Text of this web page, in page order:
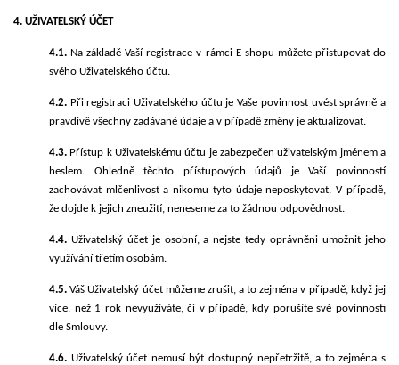
4. UŽIVATELSKÝ ÚČET
4.1. Na základě Vaší registrace v rámci E-shopu můžete přistupovat do
svého Uživatelského účtu.
4.2. Při registraci Uživatelského účtu je Vaše povinnost uvést správně a
pravdivě všechny zadávané údaje a v případě změny je aktualizovat.
4.3. Přístup k Uživatelskému účtu je zabezpečen uživatelským jménem a
heslem. Ohledně těchto přístupových údajů je Vaší povinností
zachovávat mlčenlivost a nikomu tyto údaje neposkytovat. V případě,
že dojde k jejich zneužití, neneseme za to žádnou odpovědnost.
4.4. Uživatelský účet je osobní, a nejste tedy oprávněni umožnit jeho
využívání třetím osobám.
4.5.Váš Uživatelský účet můžeme zrušit, a to zejména v případě, když jej
více, než 1 roknevyužíváte, či v případě, kdy porušíte své povinnosti
dle Smlouvy.
4.6. Uživatelský účet nemusí být dostupný nepřetržitě, a to zejména s